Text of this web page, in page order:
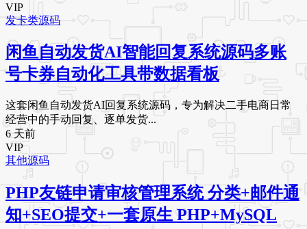
VIP
发卡类源码
闲鱼自动发货AI智能回复系统源码多账
号卡券自动化工具带数据看板
这套闲鱼自动发货AI回复系统源码，专为解决二手电商日常
经营中的手动回复、逐单发货...
6 天前
VIP
其他源码
PHP友链申请审核管理系统 分类+邮件通
知+SEO提交+一套原生 PHP+MySQL